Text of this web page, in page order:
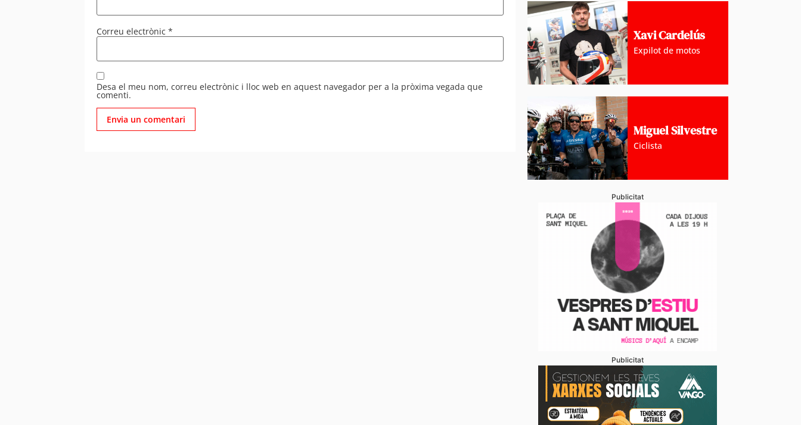
Correu electrònic *
Desa el meu nom, correu electrònic i lloc web en aquest navegador per a la pròxima vegada que
comenti.
Xavi Cardelús
Expilot de motos
Miguel Silvestre
Ciclista
Publicitat
Publicitat